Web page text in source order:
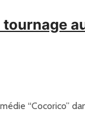
“Cocorico”